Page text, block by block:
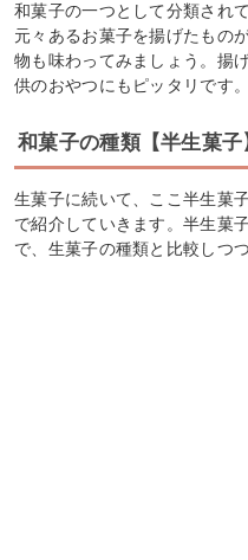
和菓子の一つとして分類され
元々あるお菓子を揚げたもの
物も味わってみましょう。揚
供のおやつにもピッタリです。
和菓子の種類【半生菓子
生菓子に続いて、ここ半生菓
で紹介していきます。半生菓
で、生菓子の種類と比較しつ